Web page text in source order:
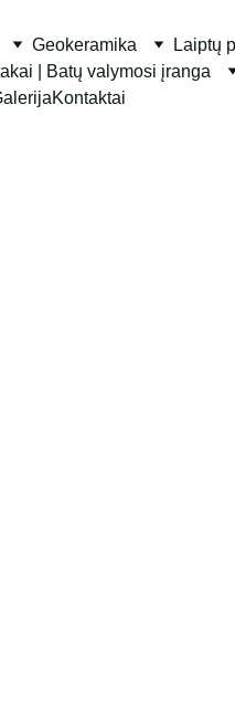
Geokeramika Laiptų
| Batų valymosi įranga
Kontaktai